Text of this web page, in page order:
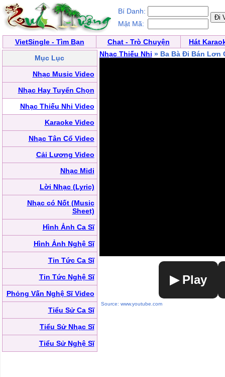
Bí Danh:
Mật Mã:
VietSingle - Tìm Bạn Chat - Trò Chuyện
Hát
Mục Lục
Nhạc Music Video
Nhạc Hay Tuyển Chọn
Nhạc Thiếu Nhi Video
Karaoke Video
Nhạc Tân Cổ Video
Cải Lương Video
Nhạc Midi
Lời Nhạc (Lyric)
Nhạc có Nốt (Music
Sheet)
Hình Ảnh Ca Sĩ
Hình Ảnh Nghệ Sĩ
Tin Tức Ca Sĩ
Tin Tức Nghệ Sĩ
Phỏng Vấn Nghệ Sĩ Video
Tiểu Sử Ca Sĩ
Tiểu Sử Nhạc Sĩ
Tiểu Sử Nghệ Sĩ
Nhạc Thiếu Nhi » Ba Bà Đi Bán Lơn
▶ Play
Source: www.youtube.com